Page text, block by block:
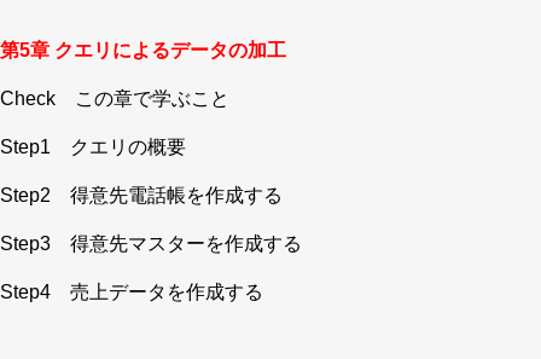
第5章 クエリによるデータの加工
Check この章で学ぶこと
Step1 クエリの概要
Step2 得意先電話帳を作成する
Step3 得意先マスターを作成する
Step4 売上データを作成する